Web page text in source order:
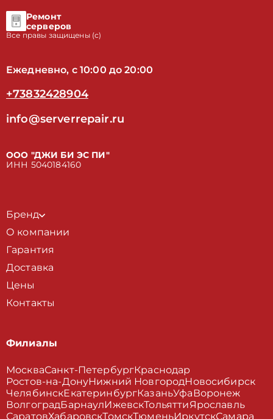
Ремонт
серверов
Все правы защищены (с)
Ежедневно, с 10:00 до 20:00
+73832428904
info@serverrepair.ru
ООО "ДЖИ БИ ЭС ПИ"
ИНН 5040184160
Бренд
О компании
Гарантия
Доставка
Цены
Контакты
Филиалы
МоскваСанкт-ПетербургКраснодар
Ростов-на-ДонуНижний НовгородНовосибирск
ЧелябинскЕкатеринбургКазаньУфаВоронеж
ВолгоградБарнаулИжевскТольяттиЯрославль
СаратовХабаровскТомскТюменьИркутскСамара